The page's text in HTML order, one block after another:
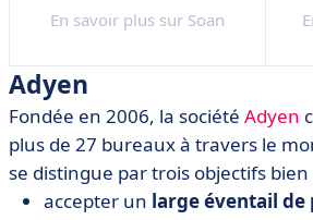
En savoir plus sur Soan
Adyen
Fondée en 2006, la société Adyen
plus de 27 bureaux à travers le
se distingue par trois objectifs bien
accepter un large éventail de